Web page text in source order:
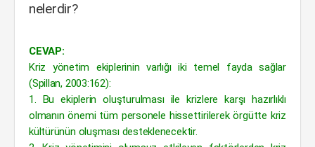
nelerdir?
CEVAP:
Kriz yönetim ekiplerinin varlığı iki temel fayda sağlar
(Spillan, 2003:162):
1. Bu ekiplerin oluşturulması ile krizlere karşı hazırlıklı
olmanın önemi tüm personele hissettirilerek örgütte kriz
kültürünün oluşması desteklenecektir.